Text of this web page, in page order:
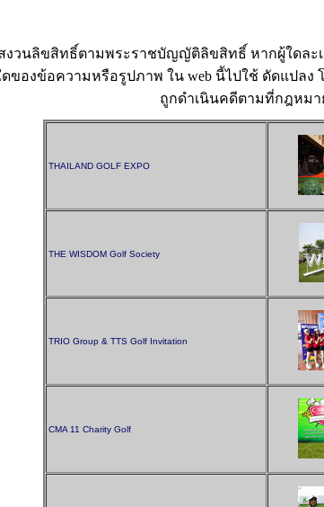
งวนลิขสิทธิ์ตามพระราชบัญญัติลิขสิทธิ์ หากผู้ใดละ
ดของข้อความหรือรูปภาพ ใน web นี้ไปใช้ ดัดแปล
ถูกดำเนินคดีตามที่กฎหม
THAILAND GOLF EXPO
THE WISDOM Golf Society
TRIO Group & TTS Golf Invitation
CMA 11 Charity Golf